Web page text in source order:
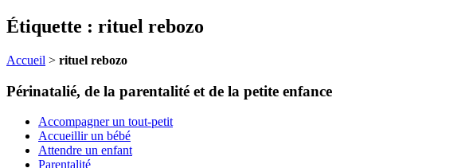
Étiquette : rituel rebozo
Accueil > rituel rebozo
Périnatalié, de la parentalité et de la petite enfance
Accompagner un tout-petit
Accueillir un bébé
Attendre un enfant
Parentalité